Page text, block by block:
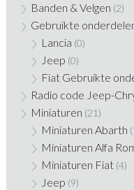
Banden & Velgen (2)
Gebruikte
Lancia (0)
Jeep (0)
Fiat Gebruikte
Radio code Jeep-
Miniaturen (21)
Miniaturen Abarth
Miniaturen Alfa
Miniaturen Fiat (4)
Jeep (9)